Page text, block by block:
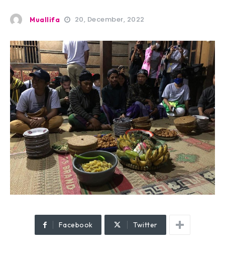
Muallifa 20, December, 2022
Facebook Twitter